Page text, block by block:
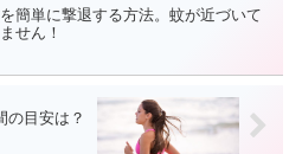
簡単に撃退する方法。蚊が近づいて
せん！
の目安は？